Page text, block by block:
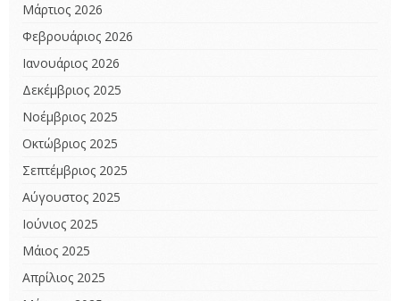
Μάρτιος 2026
Φεβρουάριος 2026
Ιανουάριος 2026
Δεκέμβριος 2025
Νοέμβριος 2025
Οκτώβριος 2025
Σεπτέμβριος 2025
Αύγουστος 2025
Ιούνιος 2025
Μάιος 2025
Απρίλιος 2025